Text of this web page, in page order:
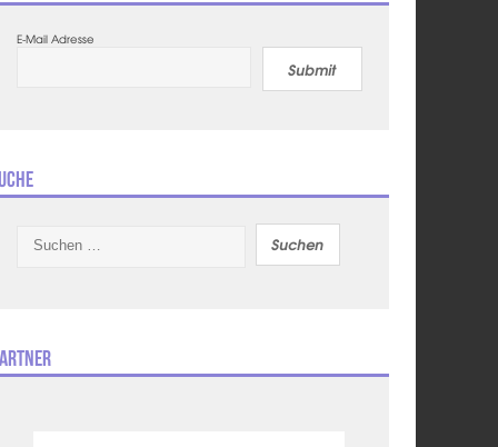
E-Mail Adresse
Submit
nach: